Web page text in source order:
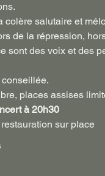
colère salutaire et
de la répression,
sont des voix et des
places assises
à 20h30
sur place